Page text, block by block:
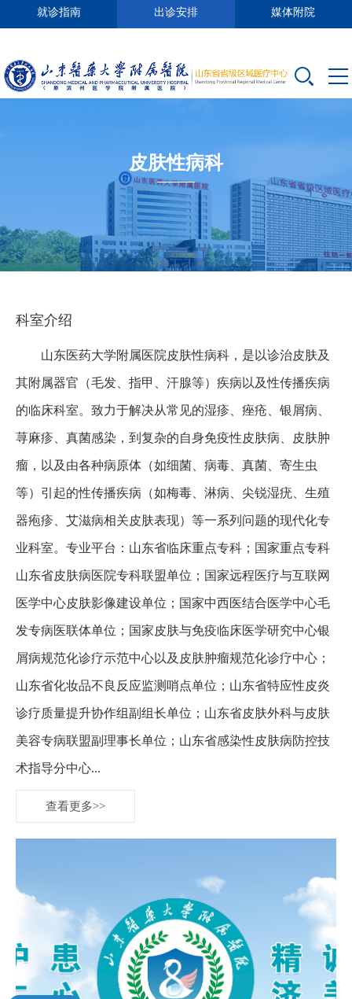
就诊指南 出诊安排 媒体附院
皮肤性病科
科室介绍
山东医药大学附属医院皮肤性病科，是以诊治皮肤及
其附属器官（毛发、指甲、汗腺等）疾病以及性传播疾病
的临床科室。致力于解决从常见的湿疹、痤疮、银屑病、
荨麻疹、真菌感染，到复杂的自身免疫性皮肤病、皮肤肿
瘤，以及由各种病原体（如细菌、病毒、真菌、寄生虫
等）引起的性传播疾病（如梅毒、淋病、尖锐湿疣、生殖
器疱疹、艾滋病相关皮肤表现）等一系列问题的现代化专
业科室。专业平台：山东省临床重点专科；国家重点专科
山东省皮肤病医院专科联盟单位；国家远程医疗与互联网
医学中心皮肤影像建设单位；国家中西医结合医学中心毛
发专病医联体单位；国家皮肤与免疫临床医学研究中心银
屑病规范化诊疗示范中心以及皮肤肿瘤规范化诊疗中心；
山东省化妆品不良反应监测哨点单位；山东省特应性皮炎
诊疗质量提升协作组副组长单位；山东省皮肤外科与皮肤
美容专病联盟副理事长单位；山东省感染性皮肤病防控技
术指导分中心...
查看更多>>